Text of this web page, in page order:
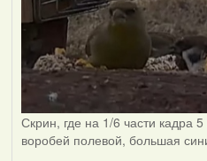
Скрин, где на 1/6 части кадра
воробей полевой, большая